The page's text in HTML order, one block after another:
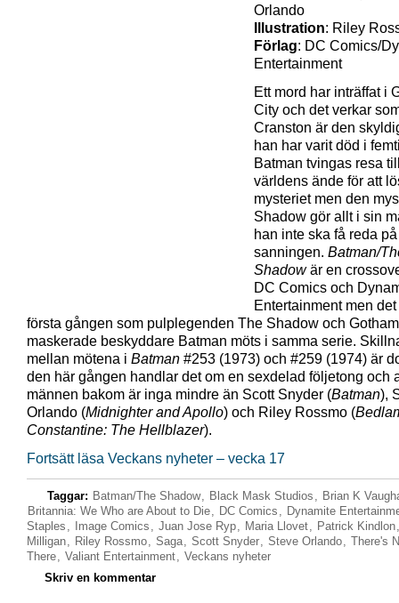
Orlando
Illustration: Riley
Förlag: DC Comics/
Entertainment
Ett mord har inträffat i
City och det verkar
Cranston är den
han har varit död i
Batman tvingas resa
världens ände för att
mysteriet men den
Shadow gör allt i sin
han inte ska få reda på
sanningen. Batman/
Shadowär en
DC Comics och
Entertainment men
första gången som pulplegenden The Shadow och
maskerade beskyddare Batman möts i samma serie.
mellan mötena i Batman #253 (1973) och #259 (1974) är
den här gången handlar det om en sexdelad följetong och
männen bakom är inga mindre än Scott Snyder (Batman),
Orlando (Midnighter and Apollo) och Riley Rossmo (
Constantine: The Hellblazer).
Fortsätt läsa Veckans nyheter – vecka 17
Taggar: Batman/The Shadow, Black Mask Studios , Brian K
Britannia: We Who are About to Die, DC Comics , Dynamite
Staples , Image Comics , Juan Jose Ryp, Maria Llovet, Patrick Kindlon
Milligan, Riley Rossmo, Saga, Scott Snyder, Steve Orlando, There's
There, Valiant Entertainment, Veckans nyheter
Skriv en kommentar